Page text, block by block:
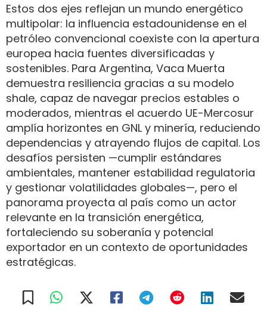
Estos dos ejes reflejan un mundo energético
multipolar: la influencia estadounidense en el
petróleo convencional coexiste con la apertura
europea hacia fuentes diversificadas y
sostenibles. Para Argentina, Vaca Muerta
demuestra resiliencia gracias a su modelo
shale, capaz de navegar precios estables o
moderados, mientras el acuerdo UE-Mercosur
amplía horizontes en GNL y minería, reduciendo
dependencias y atrayendo flujos de capital. Los
desafíos persisten —cumplir estándares
ambientales, mantener estabilidad regulatoria
y gestionar volatilidades globales—, pero el
panorama proyecta al país como un actor
relevante en la transición energética,
fortaleciendo su soberanía y potencial
exportador en un contexto de oportunidades
estratégicas.